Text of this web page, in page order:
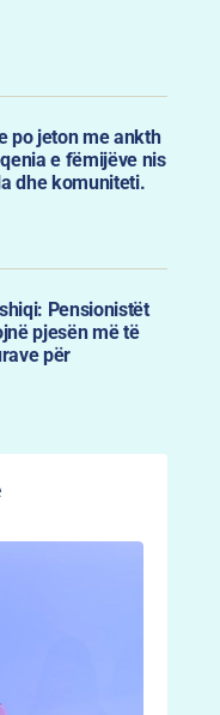
po jeton me ankth
e fëmijëve nis
dhe komuniteti.
Pensionistët
pjesën më të
për